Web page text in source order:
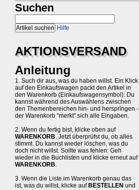
Suchen
Hilfe
AKTIONSVERSAND
Anleitung
1. Such dir aus, was du haben willst. Ein Klick
auf den Einkaufswagen packt den Artikel in
den Warenkorb (Einkaufswagensymbol). Du
kannst während des Auswählens zwischen
den Themenbereichen hin- und herspringen -
der Warenkorb "merkt" sich alle Eingaben.
2. Wenn du fertig bist, klicke oben auf
WARENKORB. Jetzt überprüfst du, ob alles
stimmt. Du kannst wieder löschen, was du
doch nicht willst. Sollte was fehlen: Geh
wieder in die Buchlisten und klicke erneut auf
WARENKORB.
3. Wenn die Liste im Warenkorb genau das
ist, was du willst, klicke auf BESTELLEN und